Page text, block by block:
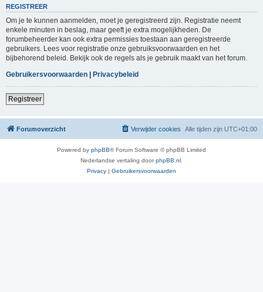
REGISTREER
Om je te kunnen aanmelden, moet je geregistreerd zijn. Registratie neemt
enkele minuten in beslag, maar geeft je extra mogelijkheden. De
forumbeheerder kan ook extra permissies toestaan aan geregistreerde
gebruikers. Lees voor registratie onze gebruiksvoorwaarden en het
bijbehorend beleid. Bekijk ook de regels als je gebruik maakt van het forum.
Gebruikersvoorwaarden | Privacybeleid
Registreer
Forumoverzicht Alle tijden zijn UTC+01:00
Verwijder cookies
Powered by phpBB® Forum Software © phpBB Limited
Nederlandse vertaling doorphpBB.nl
Privacy | Gebruikersvoorwaarden